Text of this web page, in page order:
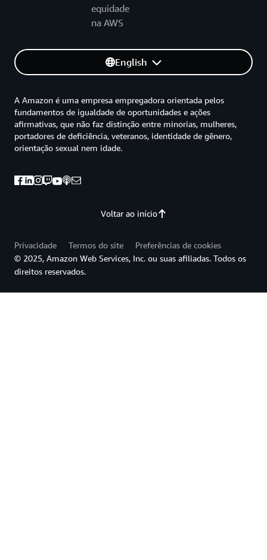
equidade
na AWS
English
Voltar ao início
A Amazon é uma empresa empregadora orientada pelos
fundamentos de igualdade de oportunidades e ações
afirmativas, que não faz distinção entre minorias, mulheres,
portadores de deficiência, veteranos, identidade de gênero,
orientação sexual nem idade.
Privacidade Termos do site
Preferências de cookies
© 2025, Amazon Web Services, Inc. ou suas afiliadas. Todos os
direitos reservados.